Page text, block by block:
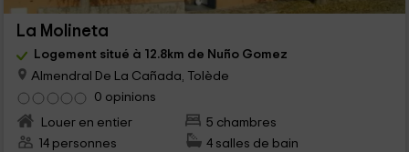
La Molineta
Logement situé à 12.8km de Nuño Gomez
Almendral De La Cañada, Tolède
0 opinions
Louer en entier
5 chambres
14 personnes
4 salles de bain